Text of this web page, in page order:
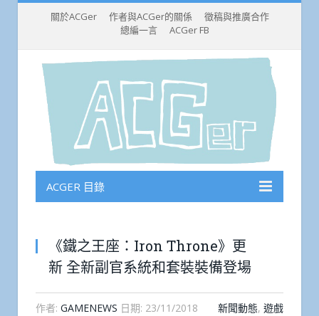
關於ACGer 作者與ACGer的關係
徵稿與推廣合作
總編一言
ACGer FB
ACGER 目錄
《鐵之王座：Iron Throne》更
新 全新副官系統和套裝裝備登場
作者: GAMENEWS 日期: 23/11/2018 新聞動態, 遊戲